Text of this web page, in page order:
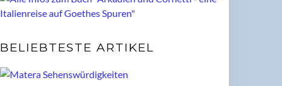
BELIEBTESTE ARTIKEL